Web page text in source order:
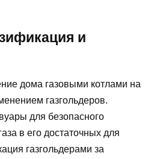
и
дома газовыми котлами на
газгольдеров.
для безопасного
в его достаточных для
газгольдерами за